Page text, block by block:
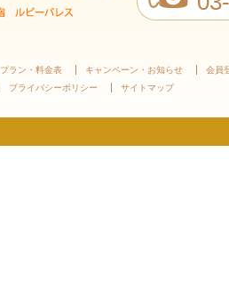
プラン・料金表 キャンペーン・お知らせ
会員
プライバシーポリシー サイトマップ